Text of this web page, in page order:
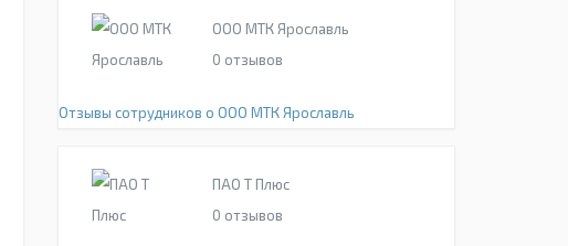
ООО МТК Ярославль
0 отзывов
Отзывы сотрудников о ООО МТК Ярославль
ПАО Т Плюс
0 отзывов